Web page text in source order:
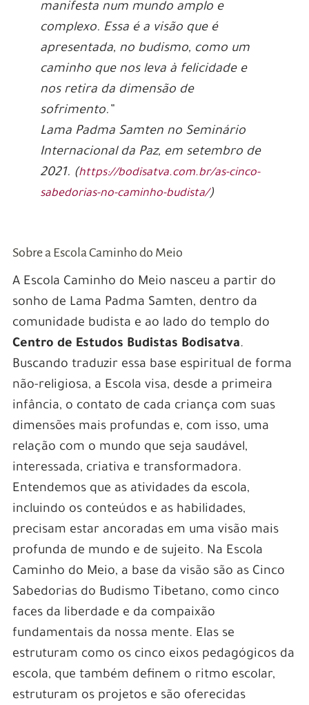
manifesta num mundo amplo e
complexo. Essa é a visão que é
apresentada, no budismo, como um
caminho que nos leva à felicidade e
nos retira da dimensão de
sofrimento.”
Lama Padma Samten no Seminário
Internacional da Paz, em setembro de
2021. (https://bodisatva.com.br/as-cinco-
sabedorias-no-caminho-budista/)
Sobre a Escola Caminho do Meio
A Escola Caminho do Meio nasceu a partir do
sonho de Lama Padma Samten, dentro da
comunidade budista e ao lado do templo do
Centro de Estudos Budistas Bodisatva.
Buscando traduzir essa base espiritual de forma
não-religiosa, a Escola visa, desde a primeira
infância, o contato de cada criança com suas
dimensões mais profundas e, com isso, uma
relação com o mundo que seja saudável,
interessada, criativa e transformadora.
Entendemos que as atividades da escola,
incluindo os conteúdos e as habilidades,
precisam estar ancoradas em uma visão mais
profunda de mundo e de sujeito. Na Escola
Caminho do Meio, a base da visão são as Cinco
Sabedorias do Budismo Tibetano, como cinco
faces da liberdade e da compaixão
fundamentais da nossa mente. Elas se
estruturam como os cinco eixos pedagógicos da
escola, que também definem o ritmo escolar,
estruturam os projetos e são oferecidas